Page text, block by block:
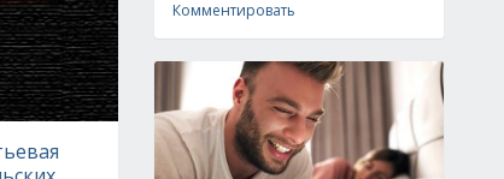
Комментировать